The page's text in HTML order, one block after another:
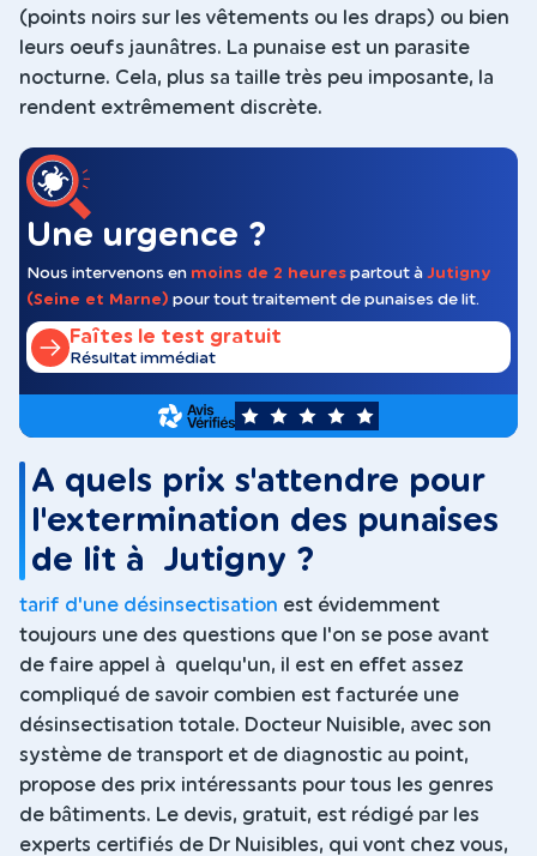
(points noirs sur les vêtements ou les draps) ou bien
leurs oeufs jaunâtres. La punaise est un parasite
nocturne. Cela, plus sa taille très peu imposante, la
rendent extrêmement discrète.
Une urgence ?
Nous intervenons en moins de 2 heures partout à Jutigny
(Seine et Marne) pour tout traitement de punaises de lit.
Faîtes le test gratuit
Résultat immédiat
5
A quels prix s'attendre pour
l'extermination des punaises
de lit à Jutigny ?
tarif d'une désinsectisation est évidemment
toujours une des questions que l'on se pose avant
de faire appel à quelqu'un, il est en effet assez
compliqué de savoir combien est facturée une
désinsectisation totale. Docteur Nuisible, avec son
système de transport et de diagnostic au point,
propose des prix intéressants pour tous les genres
de bâtiments. Le devis, gratuit, est rédigé par les
experts certifiés de Dr Nuisibles, qui vont chez vous,